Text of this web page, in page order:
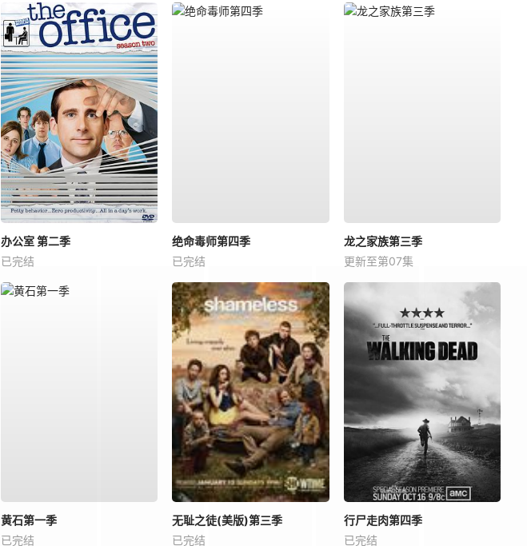
办公室 第二季
已完结
绝命毒师第四季
已完结
龙之家族第三季
更新至第07集
黄石第一季
已完结
无耻之徒(美版)第三季
已完结
行尸走肉第四季
已完结